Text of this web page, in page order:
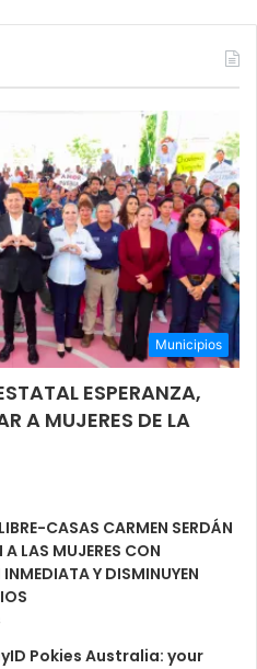
Municipios
ESPERANZA,
A MUJERES DE LA
CASAS CARMEN SERDÁN
A LAS MUJERES CON
Y DISMINUYEN
Pokies Australia: your